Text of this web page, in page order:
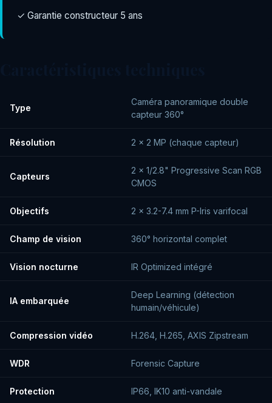
✓ Garantie constructeur 5 ans
Type
Caméra panoramique double
capteur 360°
Résolution 2 × 2 MP (chaque capteur)
Capteurs
2 × 1/2.8" Progressive Scan RGB
CMOS
Objectifs 2 × 3.2-7.4 mm P-Iris varifocal
Champ de vision 360° horizontal complet
Vision nocturne IR Optimized intégré
IA embarquée
Deep Learning (détection
humain/véhicule)
Compression vidéo H.264, H.265, AXIS Zipstream
WDR Forensic Capture
Protection IP66, IK10 anti-vandale